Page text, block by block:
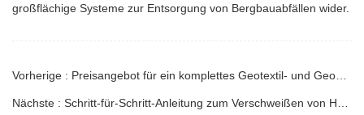
großflächige Systeme zur Entsorgung von Bergbauabfällen wider.